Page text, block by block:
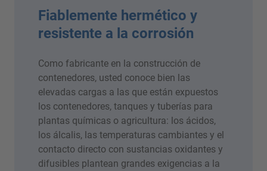
Fiablemente hermético y
resistente a la corrosión
Como fabricante en la construcción de
contenedores, usted conoce bien las
elevadas cargas a las que están expuestos
los contenedores, tanques y tuberías para
plantas químicas o agricultura: los ácidos,
los álcalis, las temperaturas cambiantes y el
contacto directo con sustancias oxidantes y
difusibles plantean grandes exigencias a la